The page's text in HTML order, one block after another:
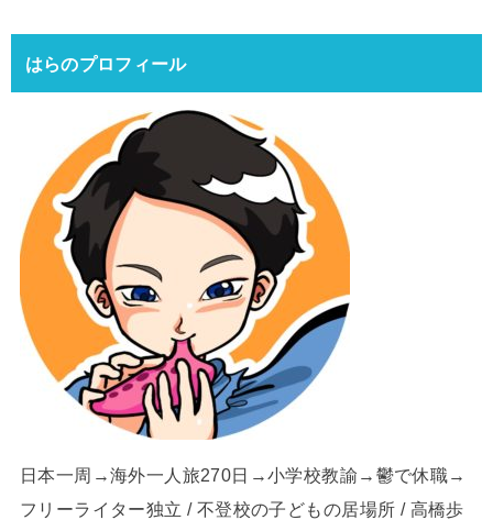
はらのプロフィール
日本一周→海外一人旅270日→小学校教諭→鬱で休職→
フリーライター独立 / 不登校の子どもの居場所 / 高橋歩